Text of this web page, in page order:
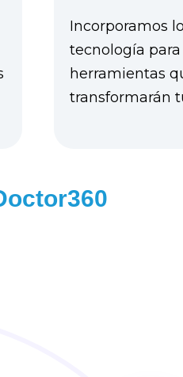
Incorporamos
tecnología
herramientas
transformarán